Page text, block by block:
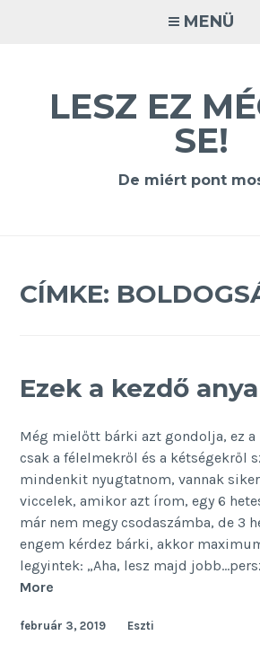
MENÜ
LESZ EZ
SE!
De miért pont
CÍMKE:
Ezek a kezdő
Még mielőtt bárki azt gondolja, ez a
csak a félelmekről és a kétségekről
mindenkit nyugtatnom, vannak
viccelek, amikor azt írom, egy 6
már nem megy csodaszámba, de 3
engem kérdez bárki, akkor
legyintek: „Aha, lesz majd
More
kezdő
február 3, 2019 Eszti